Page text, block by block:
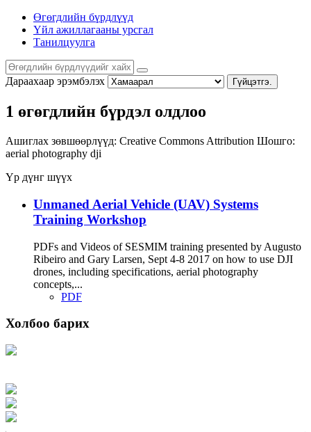
Өгөгдлийн бүрдлүүд
Үйл ажиллагааны урсгал
Танилцуулга
Дараахаар эрэмбэлэх Гүйцэтгэ.
1 өгөгдлийн бүрдэл олдлоо
Ашиглах зөвшөөрлүүд: Creative Commons Attribution Шошго:
aerial photography dji
Үр дүнг шүүх
Unmaned Aerial Vehicle (UAV) Systems
Training Workshop
PDFs and Videos of SESMIM training presented by Augusto
Ribeiro and Gary Larsen, Sept 4-8 2017 on how to use DJI
drones, including specifications, aerial photography
concepts,...
PDF
Холбоо барих